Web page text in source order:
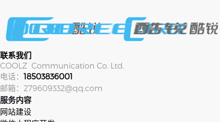
联系我们
COOLZ Com­mu­ni­ca­tion Co. Ltd.
电话： 18503836001
邮箱：279609332@qq.com
服务内容
网站建设